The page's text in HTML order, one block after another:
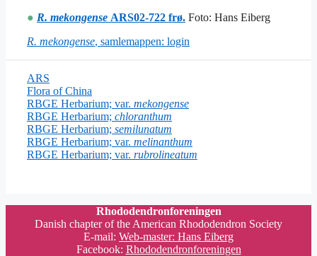
● R. mekongense ARS02-722 frø. Foto: Hans Eiberg
R. mekongense, samlemappen: login
ARS
Flora of China
RBGE Herbarium; var. mekongense
RBGE Herbarium; chloranthum
RBGE Herbarium; semilunatum
RBGE Herbarium; var. melinanthum
RBGE Herbarium; var. rubrolineatum
Rhododendronforeningen
Danish chapter of the American Rhododendron Society
E-mail: Web-master: Hans Eiberg
Facebook: Rhododendronforeningen